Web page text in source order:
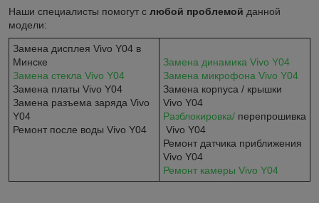
Наши специалисты помогут с любой проблемой данной
модели:
Замена дисплея Vivo Y04 в
Минске
Замена стекла Vivo Y04
Замена платы Vivo Y04
Замена разъема заряда Vivo
Y04
Ремонт после воды Vivo Y04
Замена динамика Vivo Y04
Замена микрофона Vivo Y04
Замена корпуса / крышки
Vivo Y04
Разблокировка/ перепрошивка
Vivo Y04
Ремонт датчика приближения
Vivo Y04
Ремонт камеры Vivo Y04